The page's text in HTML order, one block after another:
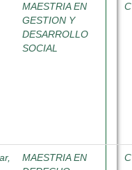
MAESTRIA EN
GESTION Y
DESARROLLO
SOCIAL
MAESTRIA EN